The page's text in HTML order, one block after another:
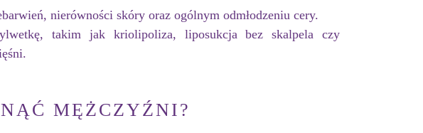
nierówności skóry oraz ogólnym odmłodzeniu cery.
takim jak kriolipoliza, liposukcja bez skalpela czy
MĘŻCZYŹNI?